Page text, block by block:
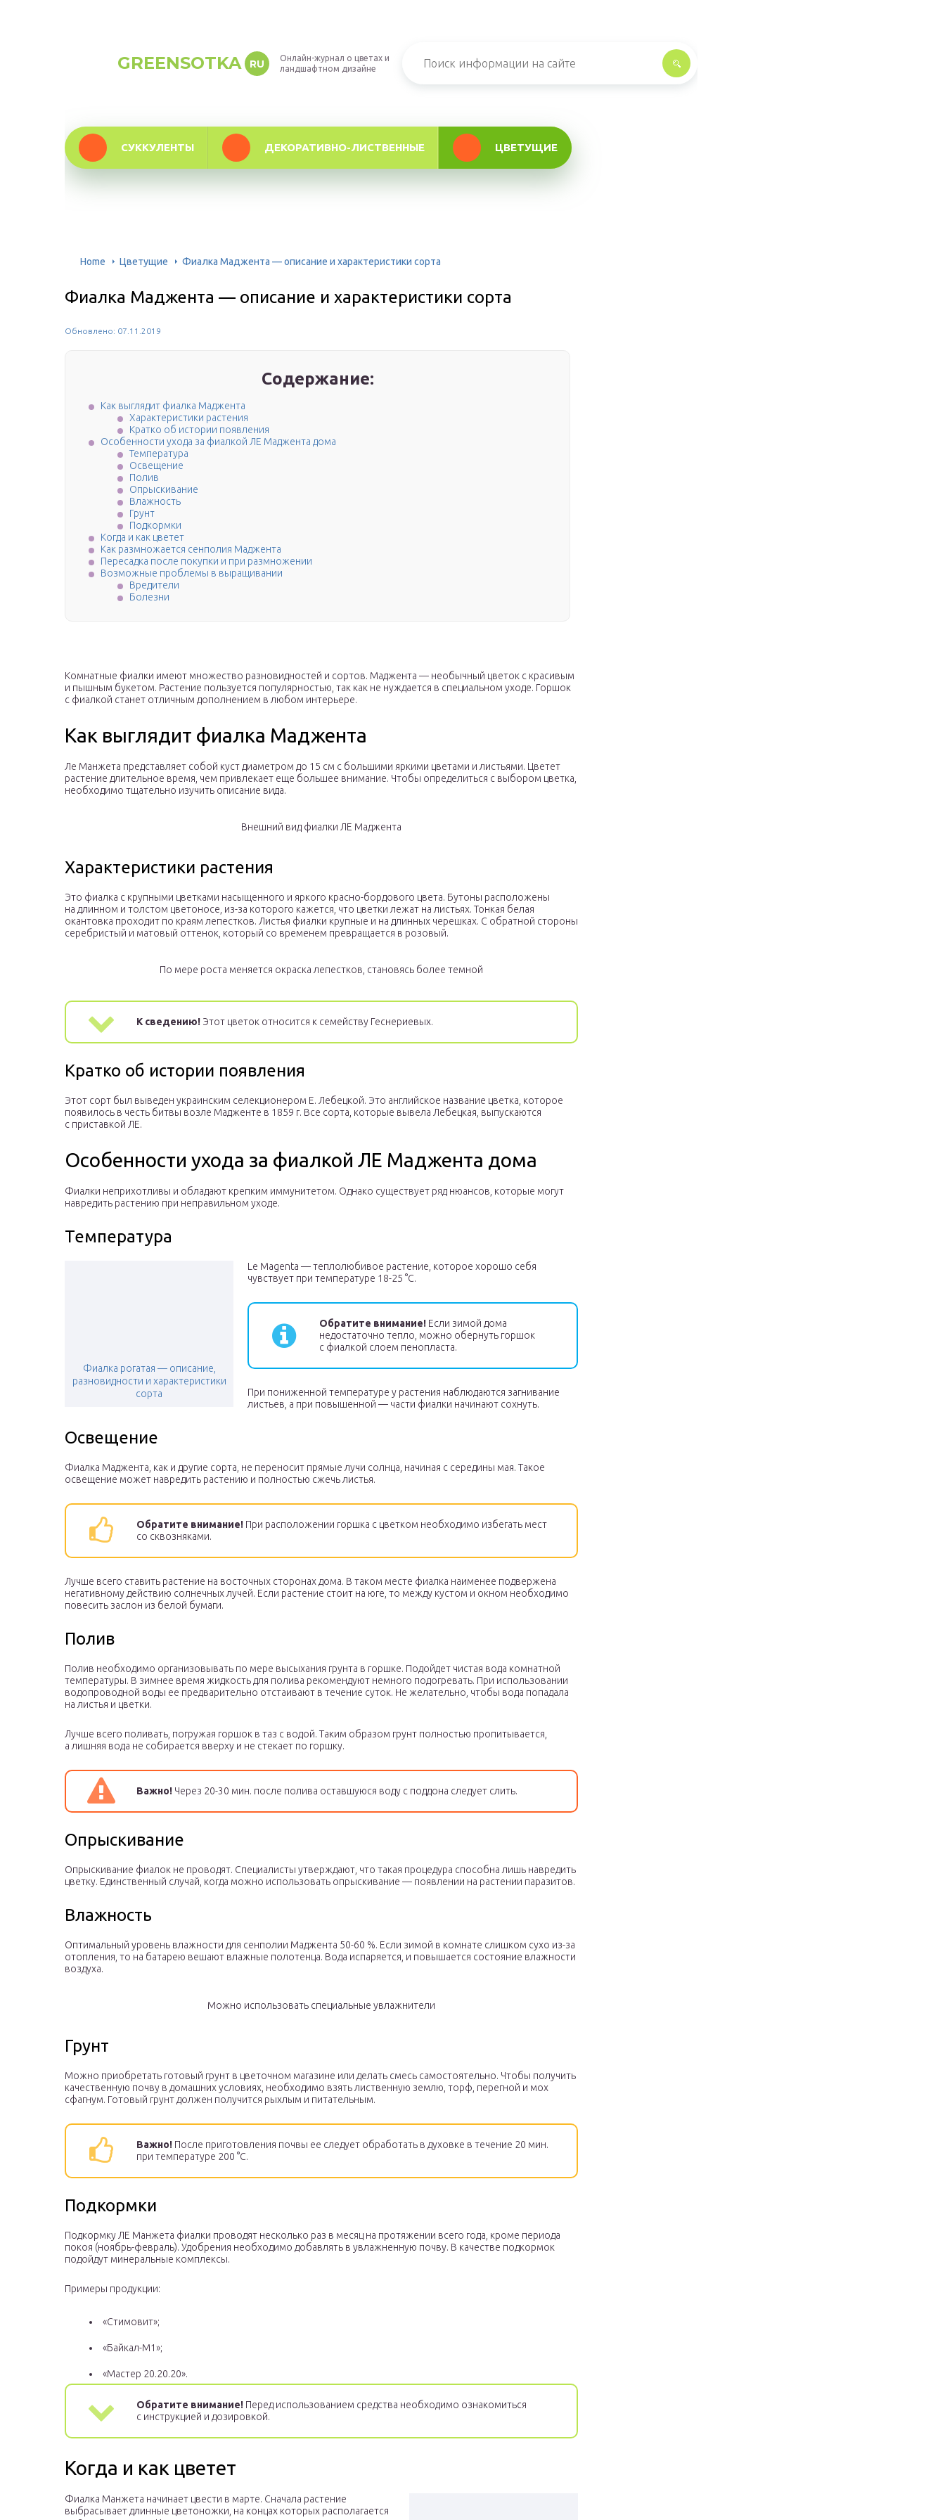
GREENSOTKA RU
Онлайн-журнал о цветах и
ландшафтном дизайне
СУККУЛЕНТЫ ДЕКОРАТИВНО-ЛИСТВЕННЫЕ ЦВЕТУЩИЕ
Home Цветущие Фиалка Маджента — описание и характеристики сорта
Фиалка Маджента — описание и характеристики сорта
Обновлено: 07.11.2019
Содержание:
Как выглядит фиалка Маджента
Характеристики растения
Кратко об истории появления
Особенности ухода за фиалкой ЛЕ Маджента дома
Температура
Освещение
Полив
Опрыскивание
Влажность
Грунт
Подкормки
Когда и как цветет
Как размножается сенполия Маджента
Пересадка после покупки и при размножении
Возможные проблемы в выращивании
Вредители
Болезни
Комнатные фиалки имеют множество разновидностей и сортов. Маджента — необычный цветок с красивым
и пышным букетом. Растение пользуется популярностью, так как не нуждается в специальном уходе. Горшок
с фиалкой станет отличным дополнением в любом интерьере.
Как выглядит фиалка Маджента
Ле Манжета представляет собой куст диаметром до 15 см с большими яркими цветами и листьями. Цветет
растение длительное время, чем привлекает еще большее внимание. Чтобы определиться с выбором цветка,
необходимо тщательно изучить описание вида.
Внешний вид фиалки ЛЕ Маджента
Характеристики растения
Это фиалка с крупными цветками насыщенного и яркого красно-бордового цвета. Бутоны расположены
на длинном и толстом цветоносе, из-за которого кажется, что цветки лежат на листьях. Тонкая белая
окантовка проходит по краям лепестков. Листья фиалки крупные и на длинных черешках. С обратной стороны
серебристый и матовый оттенок, который со временем превращается в розовый.
По мере роста меняется окраска лепестков, становясь более темной
К сведению! Этот цветок относится к семейству Геснериевых.
Кратко об истории появления
Этот сорт был выведен украинским селекционером Е. Лебецкой. Это английское название цветка, которое
появилось в честь битвы возле Мадженте в 1859 г. Все сорта, которые вывела Лебецкая, выпускаются
с приставкой ЛЕ.
Особенности ухода за фиалкой ЛЕ Маджента дома
Фиалки неприхотливы и обладают крепким иммунитетом. Однако существует ряд нюансов, которые могут
навредить растению при неправильном уходе.
Температура
Фиалка рогатая — описание,
разновидности и характеристики
сорта
Le Magenta — теплолюбивое растение, которое хорошо себя
чувствует при температуре 18-25 °C.
Обратите внимание! Если зимой дома
недостаточно тепло, можно обернуть горшок
с фиалкой слоем пенопласта.
При пониженной температуре у растения наблюдаются загнивание
листьев, а при повышенной — части фиалки начинают сохнуть.
Освещение
Фиалка Маджента, как и другие сорта, не переносит прямые лучи солнца, начиная с середины мая. Такое
освещение может навредить растению и полностью сжечь листья.
Обратите внимание! При расположении горшка с цветком необходимо избегать мест
со сквозняками.
Лучше всего ставить растение на восточных сторонах дома. В таком месте фиалка наименее подвержена
негативному действию солнечных лучей. Если растение стоит на юге, то между кустом и окном необходимо
повесить заслон из белой бумаги.
Полив
Полив необходимо организовывать по мере высыхания грунта в горшке. Подойдет чистая вода комнатной
температуры. В зимнее время жидкость для полива рекомендуют немного подогревать. При использовании
водопроводной воды ее предварительно отстаивают в течение суток. Не желательно, чтобы вода попадала
на листья и цветки.
Лучше всего поливать, погружая горшок в таз с водой. Таким образом грунт полностью пропитывается,
а лишняя вода не собирается вверху и не стекает по горшку.
Важно! Через 20-30 мин. после полива оставшуюся воду с поддона следует слить.
Опрыскивание
Опрыскивание фиалок не проводят. Специалисты утверждают, что такая процедура способна лишь навредить
цветку. Единственный случай, когда можно использовать опрыскивание — появлении на растении паразитов.
Влажность
Оптимальный уровень влажности для сенполии Маджента 50-60 %. Если зимой в комнате слишком сухо из-за
отопления, то на батарею вешают влажные полотенца. Вода испаряется, и повышается состояние влажности
воздуха.
Можно использовать специальные увлажнители
Грунт
Можно приобретать готовый грунт в цветочном магазине или делать смесь самостоятельно. Чтобы получить
качественную почву в домашних условиях, необходимо взять лиственную землю, торф, перегной и мох
сфагнум. Готовый грунт должен получится рыхлым и питательным.
Важно! После приготовления почвы ее следует обработать в духовке в течение 20 мин.
при температуре 200 °C.
Подкормки
Подкормку ЛЕ Манжета фиалки проводят несколько раз в месяц на протяжении всего года, кроме периода
покоя (ноябрь-февраль). Удобрения необходимо добавлять в увлажненную почву. В качестве подкормок
подойдут минеральные комплексы.
Примеры продукции:
«Стимовит»;
«Байкал-М1»;
«Мастер 20.20.20».
Обратите внимание! Перед использованием средства необходимо ознакомиться
с инструкцией и дозировкой.
Когда и как цветет
Фиалка Манжета начинает цвести в марте. Сначала растение
выбрасывает длинные цветоножки, на концах которых располагается